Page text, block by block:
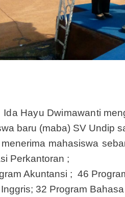
Ida Hayu Dwimawanti
baru (maba) SV Undip
mahasiswa
Perkantoran ;
Akuntansi ; 46
32 Program